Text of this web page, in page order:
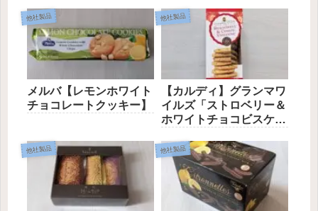
他社製品
メルバ【レモンホワイト
チョコレートクッキー】
他社製品
【カルディ】グランマワ
イルズ「ストロベリー＆
ホワイトチョコビスケッ
他社製品 他社製品